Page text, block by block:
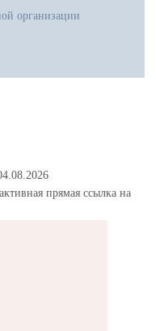
организации
прямая ссылка на